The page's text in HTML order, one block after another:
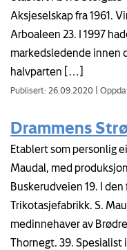
Aksjeselskap fra 1961.
Arboaleen 23. I 1997
markedsledende innen
halvparten […]
Publisert: 26.09.2020
Drammens
Etablert som personlig
Maudal, med
Buskerudveien 19. I
Trikotasjefabrikk. S.
medinnehaver av
Thornegt. 39.